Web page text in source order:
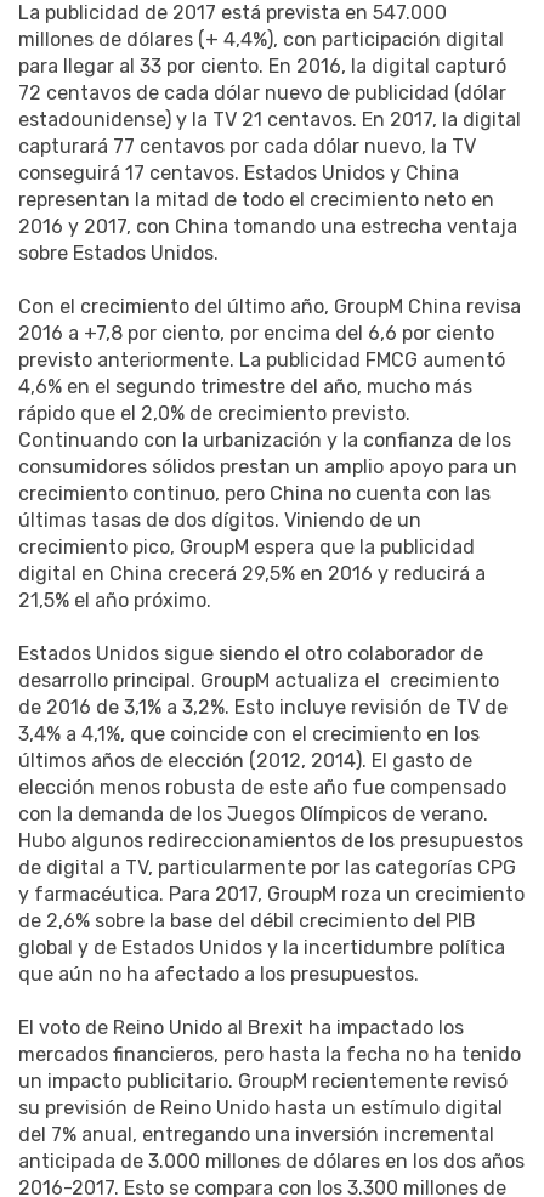
La publicidad de 2017 está prevista en 547.000
millones de dólares (+ 4,4%), con participación digital
para llegar al 33 por ciento. En 2016, la digital capturó
72 centavos de cada dólar nuevo de publicidad (dólar
estadounidense) y la TV 21 centavos. En 2017, la digital
capturará 77 centavos por cada dólar nuevo, la TV
conseguirá 17 centavos. Estados Unidos y China
representan la mitad de todo el crecimiento neto en
2016 y 2017, con China tomando una estrecha ventaja
sobre Estados Unidos.
Con el crecimiento del último año, GroupM China revisa
2016 a +7,8 por ciento, por encima del 6,6 por ciento
previsto anteriormente. La publicidad FMCG aumentó
4,6% en el segundo trimestre del año, mucho más
rápido que el 2,0% de crecimiento previsto.
Continuando con la urbanización y la confianza de los
consumidores sólidos prestan un amplio apoyo para un
crecimiento continuo, pero China no cuenta con las
últimas tasas de dos dígitos. Viniendo de un
crecimiento pico, GroupM espera que la publicidad
digital en China crecerá 29,5% en 2016 y reducirá a
21,5% el año próximo.
Estados Unidos sigue siendo el otro colaborador de
desarrollo principal. GroupM actualiza el crecimiento
de 2016 de 3,1% a 3,2%. Esto incluye revisión de TV de
3,4% a 4,1%, que coincide con el crecimiento en los
últimos años de elección (2012, 2014). El gasto de
elección menos robusta de este año fue compensado
con la demanda de los Juegos Olímpicos de verano.
Hubo algunos redireccionamientos de los presupuestos
de digital a TV, particularmente por las categorías CPG
y farmacéutica. Para 2017, GroupM roza un crecimiento
de 2,6% sobre la base del débil crecimiento del PIB
global y de Estados Unidos y la incertidumbre política
que aún no ha afectado a los presupuestos.
El voto de Reino Unido al Brexit ha impactado los
mercados financieros, pero hasta la fecha no ha tenido
un impacto publicitario. GroupM recientemente revisó
su previsión de Reino Unido hasta un estímulo digital
del 7% anual, entregando una inversión incremental
anticipada de 3.000 millones de dólares en los dos años
2016-2017. Esto se compara con los 3.300 millones de